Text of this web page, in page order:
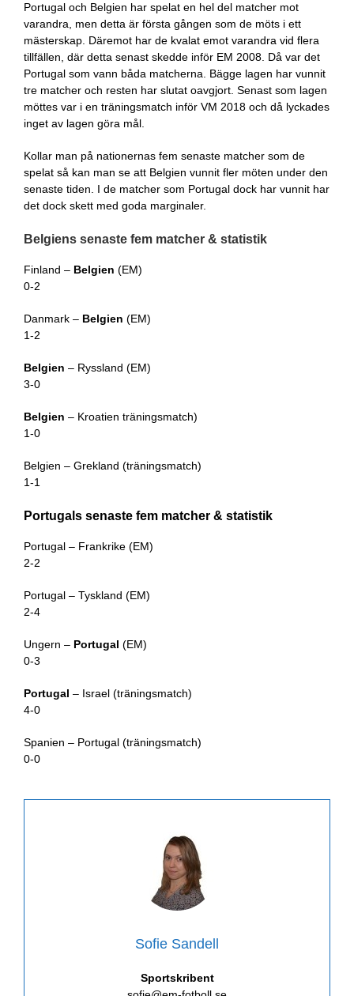
Portugal och Belgien har spelat en hel del matcher mot
varandra, men detta är första gången som de möts i ett
mästerskap. Däremot har de kvalat emot varandra vid flera
tillfällen, där detta senast skedde inför EM 2008. Då var det
Portugal som vann båda matcherna. Bägge lagen har vunnit
tre matcher och resten har slutat oavgjort. Senast som lagen
möttes var i en träningsmatch inför VM 2018 och då lyckades
inget av lagen göra mål.
Kollar man på nationernas fem senaste matcher som de
spelat så kan man se att Belgien vunnit fler möten under den
senaste tiden. I de matcher som Portugal dock har vunnit har
det dock skett med goda marginaler.
Belgiens senaste fem matcher & statistik
Finland – Belgien (EM)
0-2
Danmark – Belgien (EM)
1-2
Belgien – Ryssland (EM)
3-0
Belgien – Kroatien träningsmatch)
1-0
Belgien – Grekland (träningsmatch)
1-1
Portugals senaste fem matcher & statistik
Portugal – Frankrike (EM)
2-2
Portugal – Tyskland (EM)
2-4
Ungern – Portugal (EM)
0-3
Portugal – Israel (träningsmatch)
4-0
Spanien – Portugal (träningsmatch)
0-0
Sofie Sandell
Sportskribent